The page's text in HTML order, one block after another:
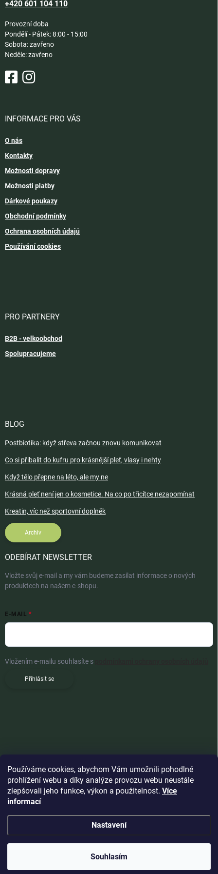
Používáme cookies, abychom Vám umožnili pohodlné
prohlížení webu a díky analýze provozu webu neustále
zlepšovali jeho funkce, výkon a použitelnost. Více
informací
Nastavení
Souhlasím
+420 601 104 110
Provozní doba
Pondělí - Pátek: 8:00 - 15:00
Sobota: zavřeno
Neděle: zavřeno
INFORMACE PRO VÁS
O nás
Kontakty
Možnosti dopravy
Možnosti platby
Dárkové poukazy
Obchodní podmínky
Ochrana osobních údajů
Používání cookies
PRO PARTNERY
B2B - velkoobchod
Spolupracujeme
BLOG
Postbiotika: když střeva začnou znovu komunikovat
Co si přibalit do kufru pro krásnější pleť, vlasy i nehty
Když tělo přepne na léto, ale my ne
Krásná pleť není jen o kosmetice. Na co po třicítce nezapomínat
Kreatin, víc než sportovní doplněk
Archiv
ODEBÍRAT NEWSLETTER
Vložte svůj e-mail a my vám budeme zasílat informace o nových
produktech na našem e-shopu.
E-MAIL
Vložením e-mailu souhlasíte s
Přihlásit se
Vytvořil Shoptet
Copyright 2026Woldoshop s.r.o.. Všechna práva vyhrazena.
🇭🇺HU
🇬🇷GR 🇸🇰SK 🇸🇮SI